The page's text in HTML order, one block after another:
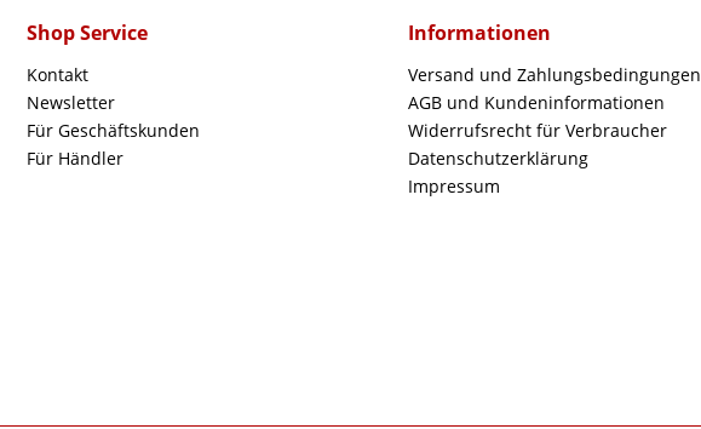
Shop Service
Kontakt
Newsletter
Für Geschäftskunden
Für Händler
Informationen
Versand und Zahlungsbedingungen
AGB und Kundeninformationen
Widerrufsrecht für Verbraucher
Datenschutzerklärung
Impressum